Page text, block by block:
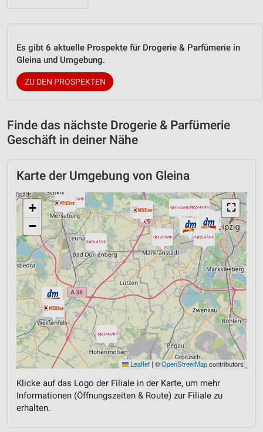
Es gibt 6 aktuelle Prospekte für Drogerie & Parfümerie in
Gleina und Umgebung.
ZU DEN PROSPEKTEN
Finde das nächste Drogerie & Parfümerie
Geschäft in deiner Nähe
Karte der Umgebung von Gleina
⛶
+
−
Leaflet | ©OpenStreetMapcontributors
Klicke auf das Logo der Filiale in der Karte, um mehr
Informationen (Öffnungszeiten & Route) zur Filiale zu
erhalten.